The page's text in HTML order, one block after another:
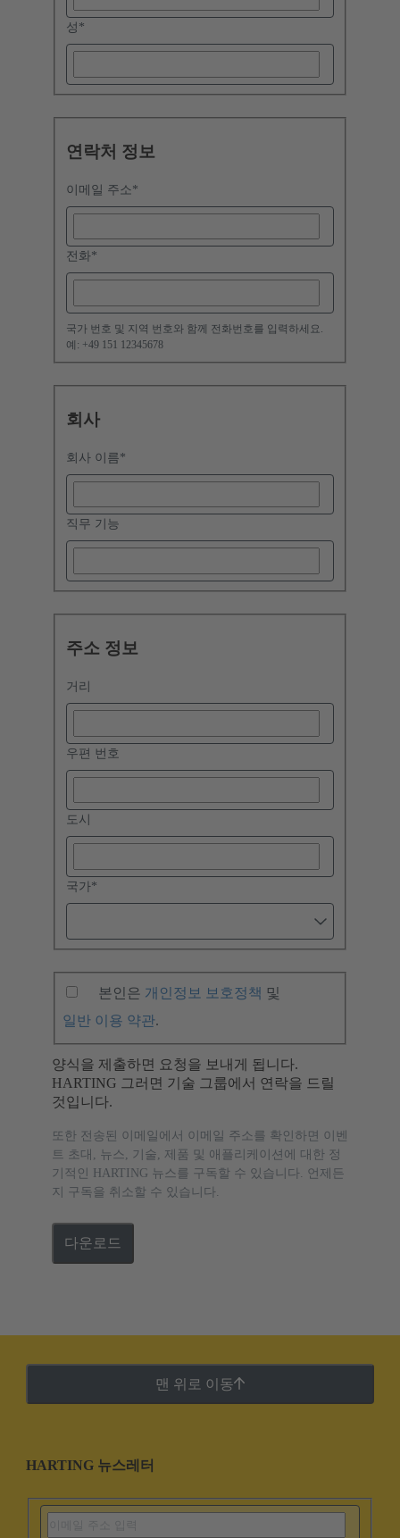
성 *
연락처 정보
이메일 주소*
전화*
국가 번호 및 지역 번호와 함께 전화번호를 입력하세요.
예: +49 151 12345678
회사
회사 이름*
직무 기능
주소 정보
거리
우편 번호
도시
국가*
본인은 개인정보 보호정책 및
일반 이용 약관.
양식을 제출하면 요청을 보내게 됩니다.
HARTING 그러면 기술 그룹에서 연락을 드릴
것입니다.
또한 전송된 이메일에서 이메일 주소를 확인하면 이벤
트 초대, 뉴스, 기술, 제품 및 애플리케이션에 대한 정
기적인 HARTING 뉴스를 구독할 수 있습니다. 언제든
지 구독을 취소할 수 있습니다.
다운로드
맨 위로 이동
HARTING 뉴스레터